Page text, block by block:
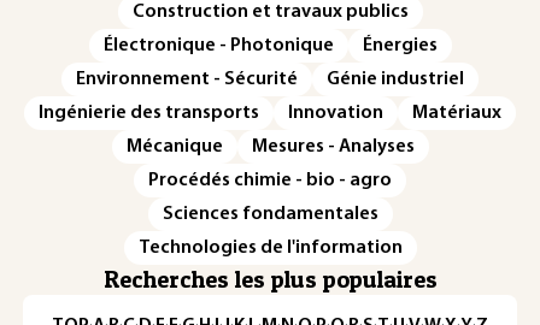
Construction et travaux publics
Électronique - Photonique
Énergies
Environnement - Sécurité
Génie industriel
Ingénierie des transports
Innovation
Matériaux
Mécanique
Mesures - Analyses
Procédés chimie - bio - agro
Sciences fondamentales
Technologies de l'information
Recherches les plus populaires